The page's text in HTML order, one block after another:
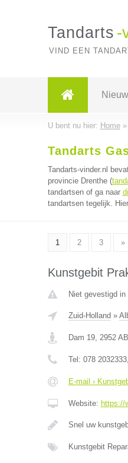
Tandarts -
VIND EEN
U bent nu hier: Home»
Tandarts
Tandarts-vinder.nl
provincie Drenthe (
tandartsen of ga naar
tandartsen tegelijk.
1 2 3 »
Kunstgebit
Niet gevestigd
Zuid-Holland »
Dam 19, 2952 AB
Tel: 078 2032333
E-mail ›
Website: https://
Snel uw
Kunstgebit